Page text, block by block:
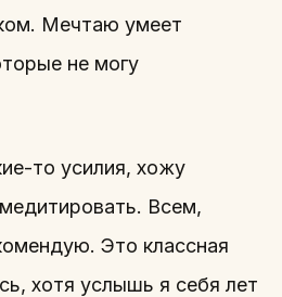
Мечтаю умеет
не могу
то усилия, хожу
Всем,
Это классная
хотя услышь я себя лет